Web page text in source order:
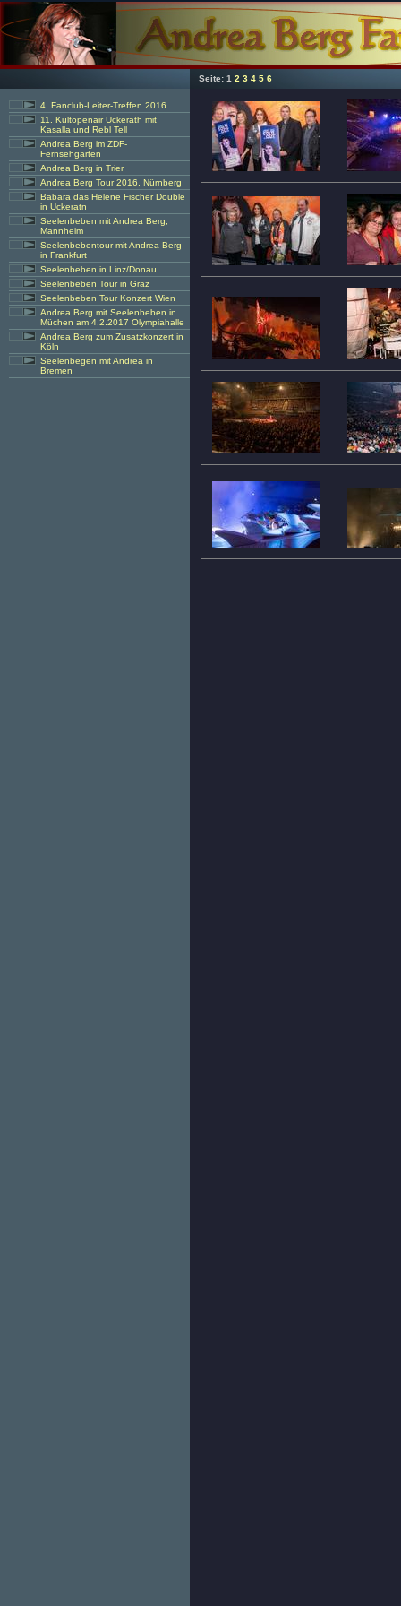
Seite: 1 2 3 4 5 6
4. Fanclub-Leiter-Treffen 2016
11. Kultopenair Uckerath mit
Kasalla und Rebl Tell
Andrea Berg im ZDF-
Fernsehgarten
Andrea Berg in Trier
Andrea Berg Tour 2016, Nürnberg
Babara das Helene Fischer Double
in Uckeratn
Seelenbeben mit Andrea Berg,
Mannheim
Seelenbebentour mit Andrea Berg
in Frankfurt
Seelenbeben in Linz/Donau
Seelenbeben Tour in Graz
Seelenbeben Tour Konzert Wien
Andrea Berg mit Seelenbeben in
Müchen am 4.2.2017 Olympiahalle
Andrea Berg zum Zusatzkonzert in
Köln
Seelenbegen mit Andrea in
Bremen